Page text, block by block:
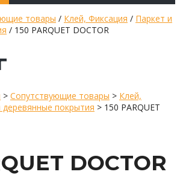
товары / Клей, Фиксация / Паркет и
/ 150 PARQUET DOCTOR
> Сопутствующие товары > Клей,
деревянные покрытия > 150 PARQUET
DOCTOR